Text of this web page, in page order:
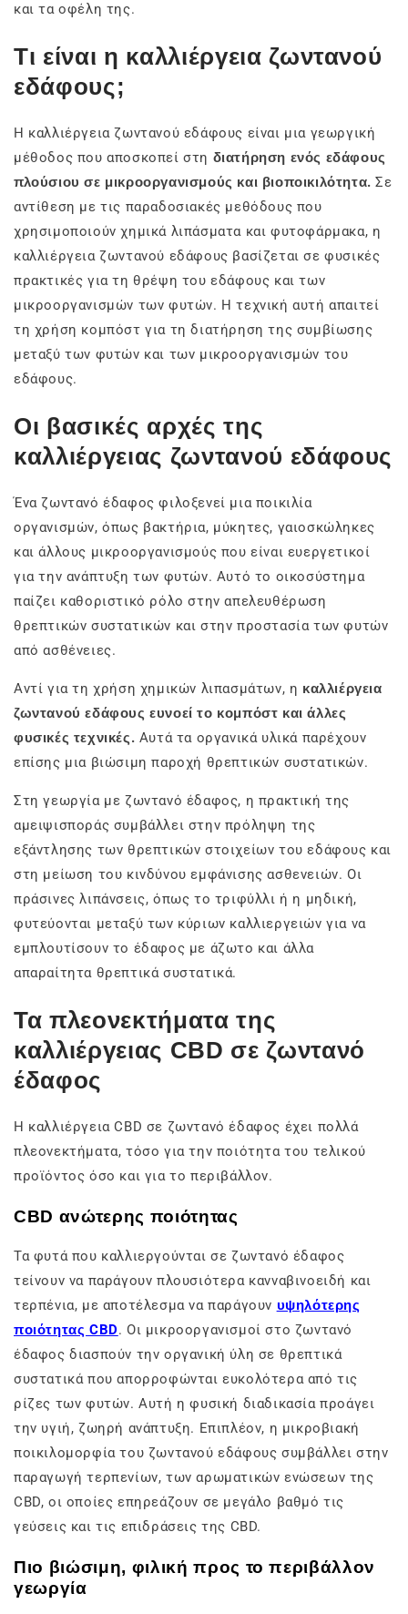
και τα οφέλη της.
Τι είναι η καλλιέργεια ζωντανού
εδάφους;
Η καλλιέργεια ζωντανού εδάφους είναι μια γεωργική
μέθοδος που αποσκοπεί στη διατήρηση ενός εδάφους
πλούσιου σε μικροοργανισμούς και βιοποικιλότητα. Σε
αντίθεση με τις παραδοσιακές μεθόδους που
χρησιμοποιούν χημικά λιπάσματα και φυτοφάρμακα, η
καλλιέργεια ζωντανού εδάφους βασίζεται σε φυσικές
πρακτικές για τη θρέψη του εδάφους και των
μικροοργανισμών των φυτών. Η τεχνική αυτή απαιτεί
τη χρήση κομπόστ για τη διατήρηση της συμβίωσης
μεταξύ των φυτών και των μικροοργανισμών του
εδάφους.
Οι βασικές αρχές της
καλλιέργειας ζωντανού εδάφους
Ένα ζωντανό έδαφος φιλοξενεί μια ποικιλία
οργανισμών, όπως βακτήρια, μύκητες, γαιοσκώληκες
και άλλους μικροοργανισμούς που είναι ευεργετικοί
για την ανάπτυξη των φυτών. Αυτό το οικοσύστημα
παίζει καθοριστικό ρόλο στην απελευθέρωση
θρεπτικών συστατικών και στην προστασία των φυτών
από ασθένειες.
Αντί για τη χρήση χημικών λιπασμάτων, η καλλιέργεια
ζωντανού εδάφους ευνοεί το κομπόστ και άλλες
φυσικές τεχνικές. Αυτά τα οργανικά υλικά παρέχουν
επίσης μια βιώσιμη παροχή θρεπτικών συστατικών.
Στη γεωργία με ζωντανό έδαφος, η πρακτική της
αμειψισποράς συμβάλλει στην πρόληψη της
εξάντλησης των θρεπτικών στοιχείων του εδάφους και
στη μείωση του κινδύνου εμφάνισης ασθενειών. Οι
πράσινες λιπάνσεις, όπως το τριφύλλι ή η μηδική,
φυτεύονται μεταξύ των κύριων καλλιεργειών για να
εμπλουτίσουν το έδαφος με άζωτο και άλλα
απαραίτητα θρεπτικά συστατικά.
Τα πλεονεκτήματα της
καλλιέργειας CBD σε ζωντανό
έδαφος
Η καλλιέργεια CBD σε ζωντανό έδαφος έχει πολλά
πλεονεκτήματα, τόσο για την ποιότητα του τελικού
προϊόντος όσο και για το περιβάλλον.
CBD ανώτερης ποιότητας
Τα φυτά που καλλιεργούνται σε ζωντανό έδαφος
τείνουν να παράγουν πλουσιότερα κανναβινοειδή και
τερπένια, με αποτέλεσμα να παράγουν υψηλότερης
ποιότητας CBD. Οι μικροοργανισμοί στο ζωντανό
έδαφος διασπούν την οργανική ύλη σε θρεπτικά
συστατικά που απορροφώνται ευκολότερα από τις
ρίζες των φυτών. Αυτή η φυσική διαδικασία προάγει
την υγιή, ζωηρή ανάπτυξη. Επιπλέον, η μικροβιακή
ποικιλομορφία του ζωντανού εδάφους συμβάλλει στην
παραγωγή τερπενίων, των αρωματικών ενώσεων της
CBD, οι οποίες επηρεάζουν σε μεγάλο βαθμό τις
γεύσεις και τις επιδράσεις της CBD.
Πιο βιώσιμη, φιλική προς το περιβάλλον
γεωργία